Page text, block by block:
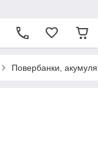
Повербанки,